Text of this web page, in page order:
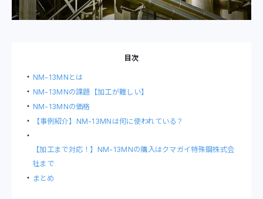
目次
NM-13MNとは
NM-13MNの課題【加工が難しい】
NM-13MNの価格
【事例紹介】NM-13MNは何に使われている？
【加工まで対応！】NM-13MNの購入はクマガイ特殊鋼株式会
社まで
まとめ